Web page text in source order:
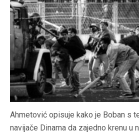
Ahmetović opisuje kako je Boban s
navijače Dinama da zajedno krenu u